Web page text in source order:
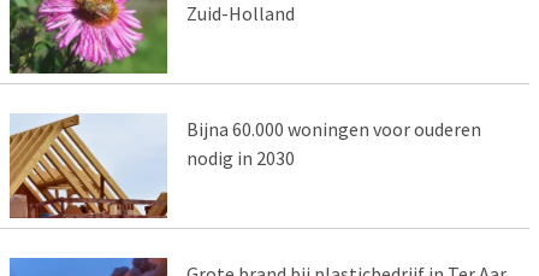
Zuid-Holland
Bijna 60.000 woningen voor ouderen
nodig in 2030